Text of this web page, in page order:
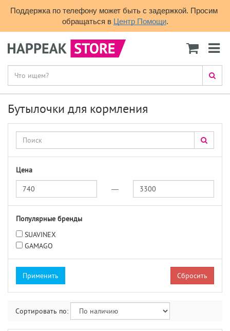
Поддержка по телефону может быть с задержкой. Просим
обращаться в Центр Помощи.
Бутылочки для кормления
Цена
—
Популярные бренды
SUAVINEX
GAMAGO
Сбросить
Сортировать по: